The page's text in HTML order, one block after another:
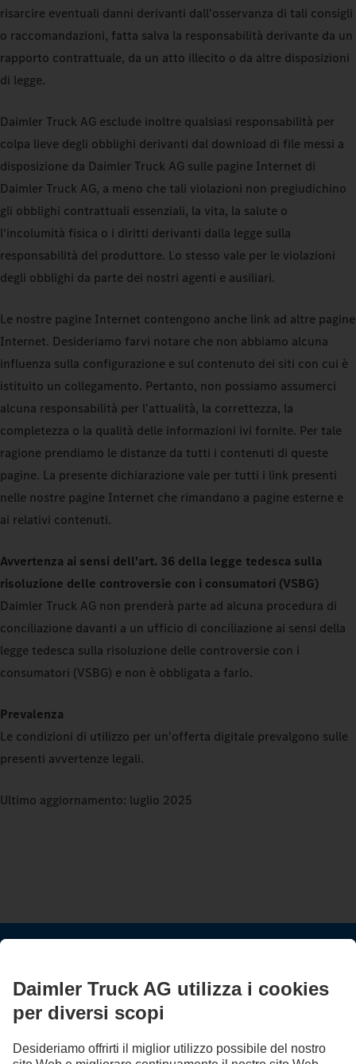
risarcire eventuali danni derivanti dall'osservanza di tali consigli
o raccomandazioni, fatta salva la responsabilità derivante da un
rapporto contrattuale, da un atto illecito o da altre disposizioni
di legge.
Daimler Truck AG esclude inoltre qualsiasi responsabilità per
colpa lieve degli obblighi derivanti dal download di file messi a
disposizione da Daimler Truck AG sulle pagine Internet di
Daimler Truck AG, a meno che tali violazioni non pregiudichino
gli obblighi contrattuali essenziali, la vita, la salute o
l'incolumità fisica o i diritti derivanti dalla legge sulla
responsabilità del produttore. Lo stesso vale per le violazioni
degli obblighi da parte dei nostri agenti e ausiliari.
Le nostre pagine Internet contengono anche link ad altre pagine
Internet. Desideriamo farvi notare che non abbiamo alcuna
influenza sulla configurazione e sul contenuto dei siti con cui è
istituito un collegamento. Pertanto, non possiamo assumerci
alcuna responsabilità per l'attualità, la correttezza, la
completezza o la qualità delle informazioni ivi fornite. Per tale
ragione prendiamo le distanze da tutti i contenuti di queste
pagine. La presente dichiarazione vale per tutti i link presenti
nelle nostre pagine Internet che rimandano a pagine esterne e
ai relativi contenuti.
Avvertenza ai sensi dell'art. 36 della legge tedesca sulla
risoluzione delle controversie con i consumatori (VSBG)
Daimler Truck AG non prenderà parte ad alcuna procedura di
conciliazione davanti a un ufficio di conciliazione ai sensi della
legge tedesca sulla risoluzione delle controversie con i
consumatori (VSBG) e non è obbligata a farlo.
Prevalenza
Le condizioni di utilizzo per un'offerta digitale prevalgono sulle
presenti avvertenze legali.
Ultimo aggiornamento: luglio 2025
Scopri Mercedes-Benz Trucks sui nostri canali digitali.